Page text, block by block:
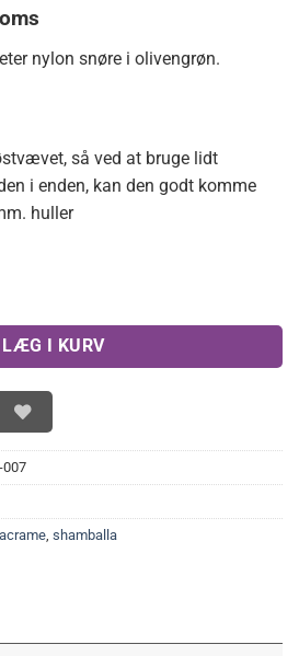
nylon snøre i olivengrøn.
så ved at bruge lidt
i enden, kan den godt komme
huller
mm (pris pr. bundt) antal
LÆG I KURV
007
shamballa